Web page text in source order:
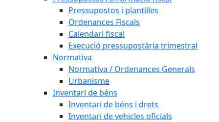
Pressupostos i plantilles
Ordenances Fiscals
Calendari fiscal
Execució pressupostària trimestral
Normativa
Normativa / Ordenances Generals
Urbanisme
Inventari de béns
Inventari de béns i drets
Inventari de vehicles oficials